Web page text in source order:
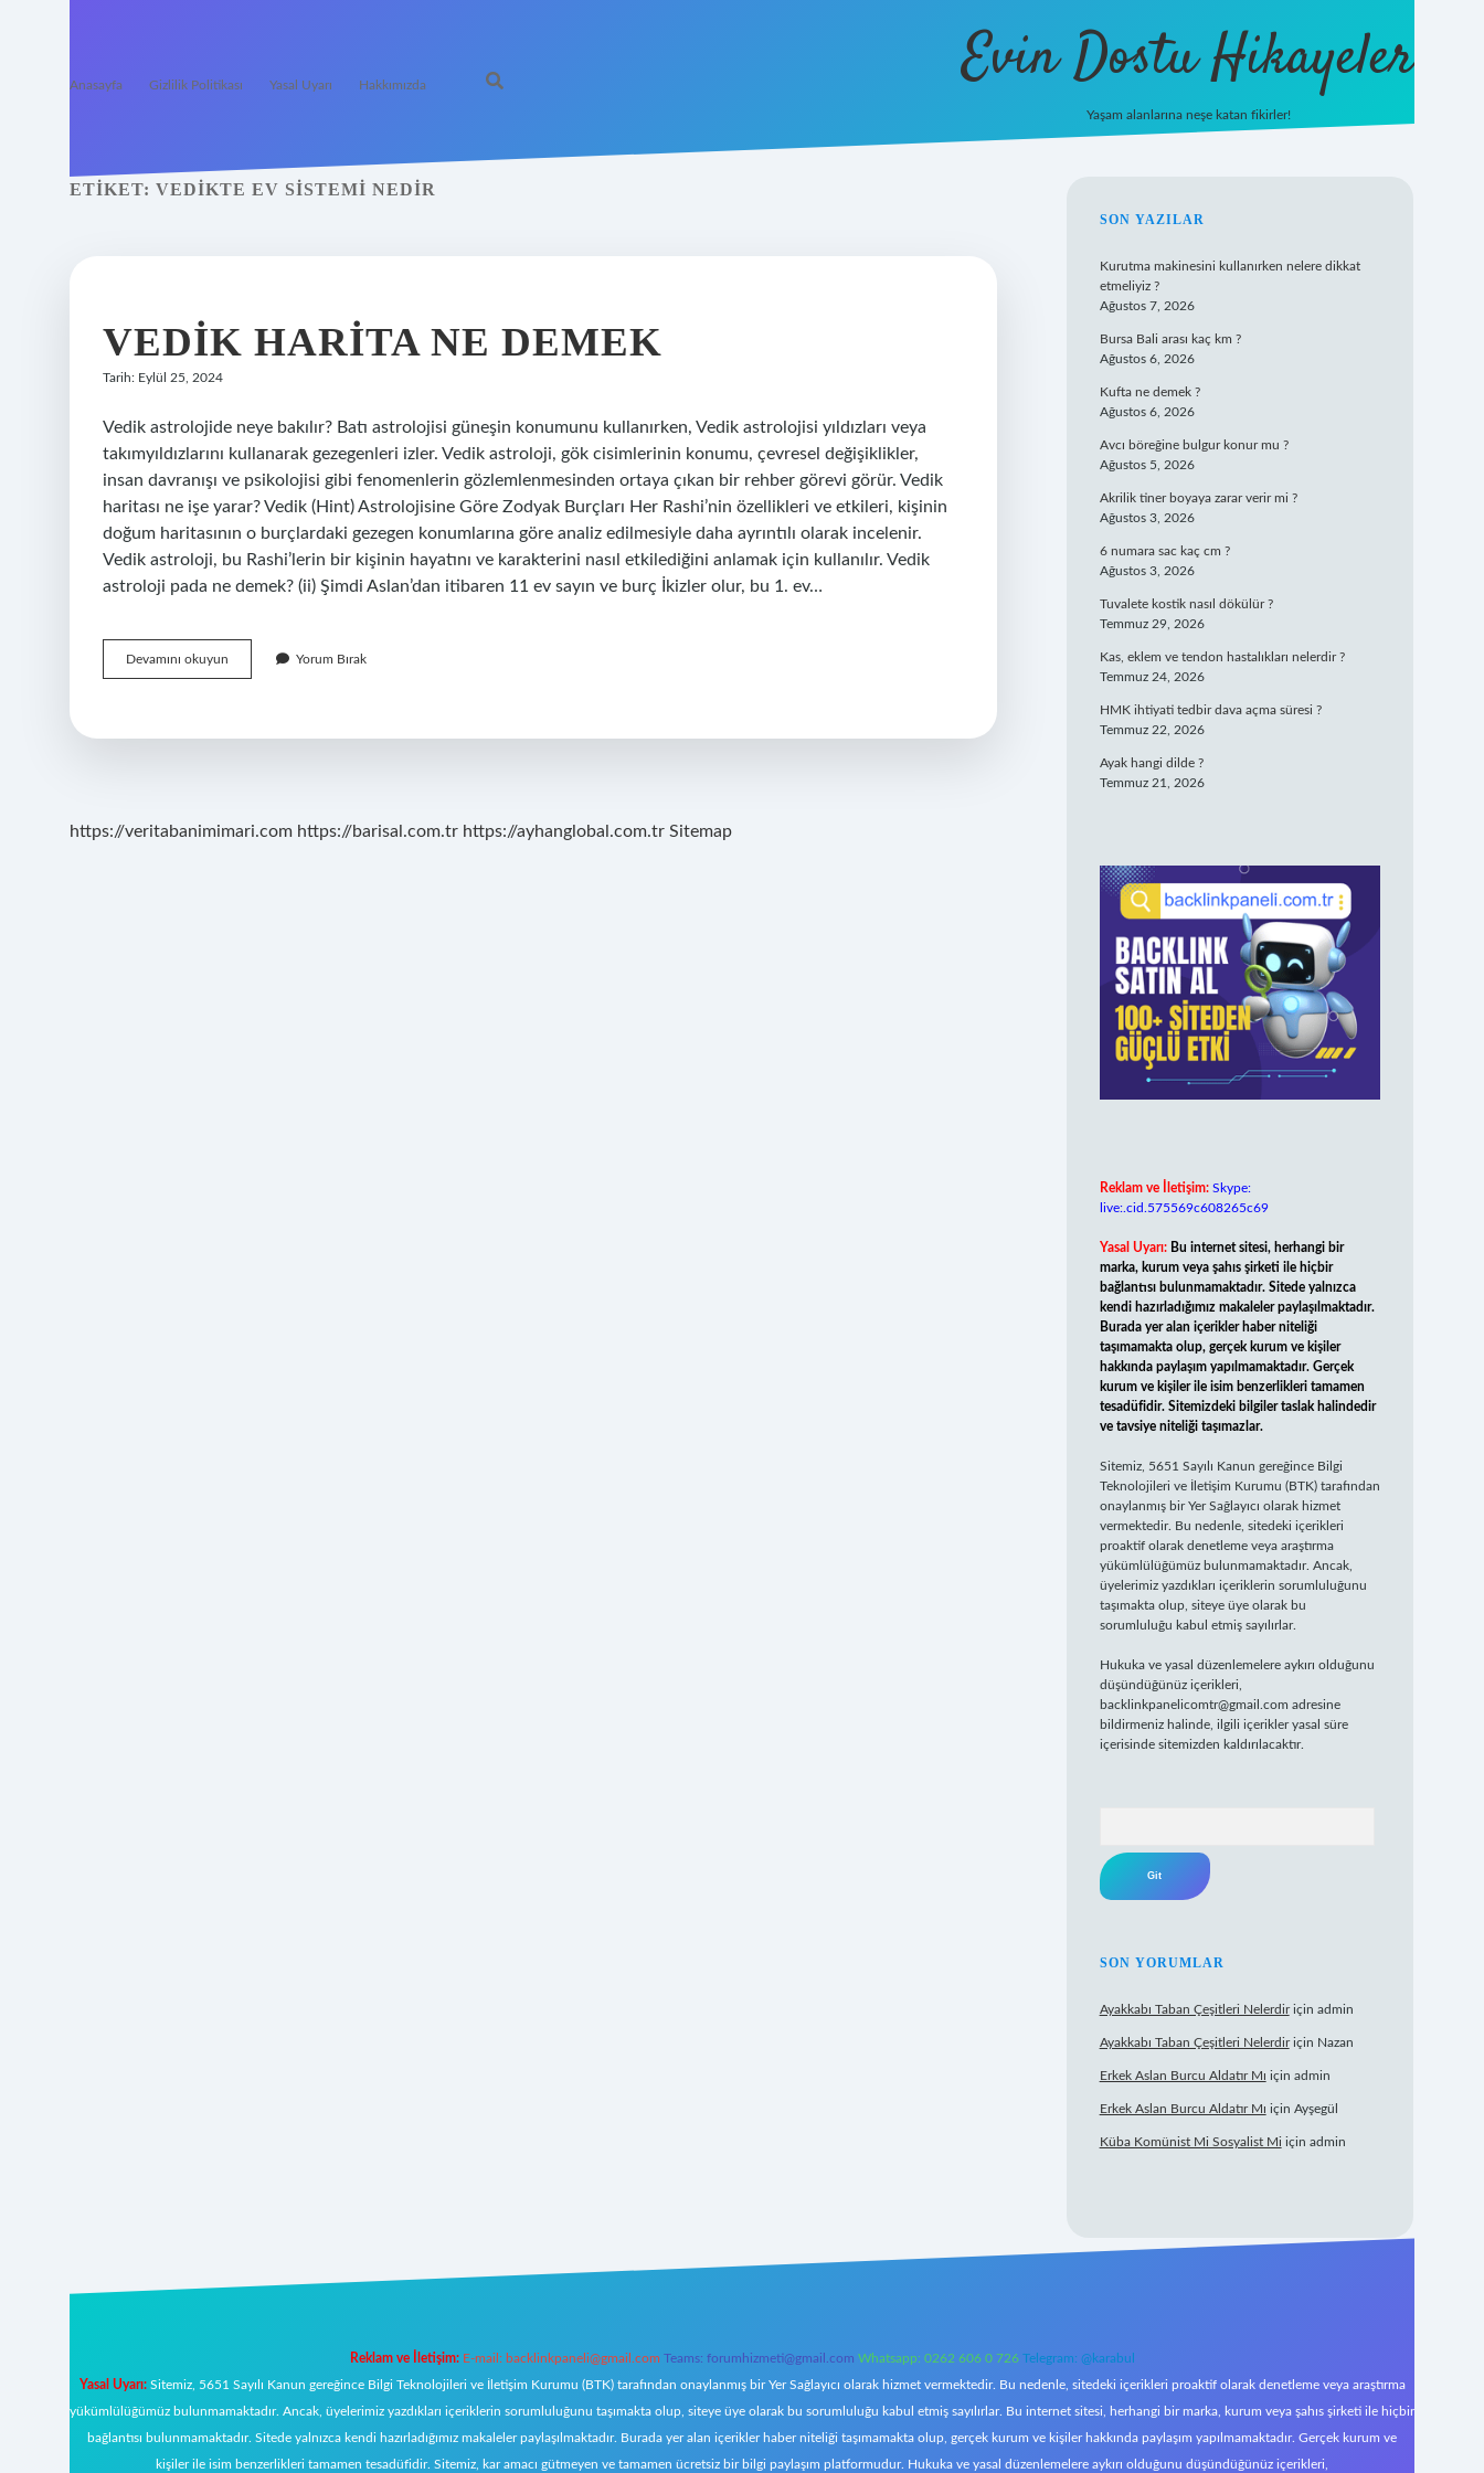
Anasayfa Gizlilik Politikası Yasal Uyarı Hakkımızda Evin Dostu Hikayeler
Yaşam alanlarına neşe katan fikirler!
ETIKET: VEDIKTE EV SISTEMI NEDIR
VEDIK HARITA NE DEMEK
Tarih: Eylül 25, 2024
Vedik astrolojide neye bakılır? Batı astrolojisi güneşin konumunu kullanırken, Vedik astrolojisi yıldızları veya
takımyıldızlarını kullanarak gezegenleri izler. Vedik astroloji, gök cisimlerinin konumu, çevresel değişiklikler,
insan davranışı ve psikolojisi gibi fenomenlerin gözlemlenmesinden ortaya çıkan bir rehber görevi görür. Vedik
haritası ne işe yarar? Vedik (Hint) Astrolojisine Göre Zodyak Burçları Her Rashi’nin özellikleri ve etkileri, kişinin
doğum haritasının o burçlardaki gezegen konumlarına göre analiz edilmesiyle daha ayrıntılı olarak incelenir.
Vedik astroloji, bu Rashi’lerin bir kişinin hayatını ve karakterini nasıl etkilediğini anlamak için kullanılır. Vedik
astroloji pada ne demek? (ii) Şimdi Aslan’dan itibaren 11 ev sayın ve burç İkizler olur, bu 1. ev…
Devamını okuyun
Harita
Yorum Bırak
https://veritabanimimari.com https://barisal.com.tr https://ayhanglobal.com.tr Sitemap
SIDEBAR
SON YAZILAR
Kurutma makinesini kullanırken nelere dikkat
etmeliyiz ?
Ağustos 7, 2026
Bursa Bali arası kaç km ?
Ağustos 6, 2026
Kufta ne demek ?
Ağustos 6, 2026
Avcı böreğine bulgur konur mu ?
Ağustos 5, 2026
Akrilik tiner boyaya zarar verir mi ?
Ağustos 3, 2026
6 numara sac kaç cm ?
Ağustos 3, 2026
Tuvalete kostik nasıl dökülür ?
Temmuz 29, 2026
Kas, eklem ve tendon hastalıkları nelerdir ?
Temmuz 24, 2026
HMK ihtiyati tedbir dava açma süresi ?
Temmuz 22, 2026
Ayak hangi dilde ?
Temmuz 21, 2026
Reklam ve İletişim: Skype:
live:.cid.575569c608265c69
Yasal Uyarı: Bu internet sitesi, herhangi bir
marka, kurum veya şahıs şirketi ile hiçbir
bağlantısı bulunmamaktadır. Sitede yalnızca
kendi hazırladığımız makaleler paylaşılmaktadır.
Burada yer alan içerikler haber niteliği
taşımamakta olup, gerçek kurum ve kişiler
hakkında paylaşım yapılmamaktadır. Gerçek
kurum ve kişiler ile isim benzerlikleri tamamen
tesadüfidir. Sitemizdeki bilgiler taslak halindedir
ve tavsiye niteliği taşımazlar.
Sitemiz, 5651 Sayılı Kanun gereğince Bilgi
Teknolojileri ve İletişim Kurumu (BTK) tarafından
onaylanmış bir Yer Sağlayıcı olarak hizmet
vermektedir. Bu nedenle, sitedeki içerikleri
proaktif olarak denetleme veya araştırma
yükümlülüğümüz bulunmamaktadır. Ancak,
üyelerimiz yazdıkları içeriklerin sorumluluğunu
taşımakta olup, siteye üye olarak bu
sorumluluğu kabul etmiş sayılırlar.
Hukuka ve yasal düzenlemelere aykırı olduğunu
düşündüğünüz içerikleri,
backlinkpanelicomtr@gmail.com adresine
bildirmeniz halinde, ilgili içerikler yasal süre
içerisinde sitemizden kaldırılacaktır.
SON YORUMLAR
Ayakkabı Taban Çeşitleri Nelerdiriçin admin
Ayakkabı Taban Çeşitleri Nelerdiriçin Nazan
Erkek Aslan Burcu Aldatır Mı için admin
Erkek Aslan Burcu Aldatır Mı için Ayşegül
Küba Komünist Mi Sosyalist Mi için admin
Reklam ve İletişim: E-mail: backlinkpaneli@gmail.com Teams: forumhizmeti@gmail.com Whatsapp: 0262 606 0 726 Telegram: @karabul
Yasal Uyarı:Sitemiz, 5651 Sayılı Kanun gereğince Bilgi Teknolojileri ve İletişim Kurumu (BTK) tarafından onaylanmış bir Yer Sağlayıcı olarak hizmet vermektedir. Bu nedenle, sitedeki içerikleri proaktif olarak denetleme veya araştırma
yükümlülüğümüz bulunmamaktadır. Ancak, üyelerimiz yazdıkları içeriklerin sorumluluğunu taşımakta olup, siteye üye olarak bu sorumluluğu kabul etmiş sayılırlar. Bu internet sitesi, herhangi bir marka, kurum veya şahıs şirketi ile hiçbir
bağlantısı bulunmamaktadır. Sitede yalnızca kendi hazırladığımız makaleler paylaşılmaktadır. Burada yer alan içerikler haber niteliği taşımamakta olup, gerçek kurum ve kişiler hakkında paylaşım yapılmamaktadır. Gerçek kurum ve
kişiler ile isim benzerlikleri tamamen tesadüfidir. Sitemiz, kar amacı gütmeyen ve tamamen ücretsiz bir bilgi paylaşım platformudur. Hukuka ve yasal düzenlemelere aykırı olduğunu düşündüğünüz içerikleri,